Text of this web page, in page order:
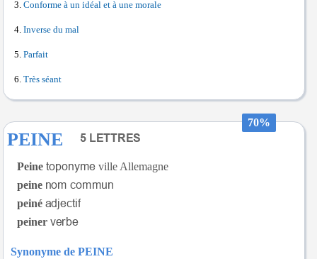
Conforme à un idéal et à une morale
Inverse du mal
Parfait
Très séant
70%
PEINE
Peine
ville Allemagne
peine
peiné
peiner
Synonyme de PEINE